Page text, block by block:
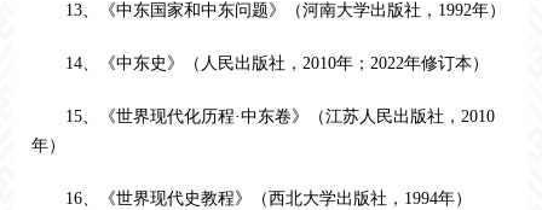
13、《中东国家和中东问题》（河南大学出版社，1992年）
14、《中东史》（人民出版社，2010年；2022年修订本）
15、《世界现代化历程·中东卷》（江苏人民出版社，2010
年）
16、《世界现代史教程》（西北大学出版社，1994年）